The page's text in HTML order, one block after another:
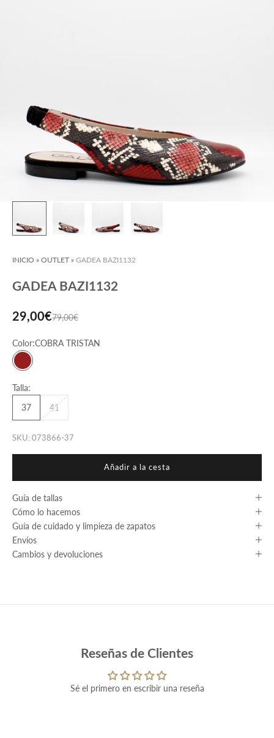
INICIO » OUTLET » GADEA BAZI1132
GADEA BAZI1132
Precio de oferta
29,00€Precio normal
79,00€
Color:COBRA TRISTAN
COBRA TRISTAN
Talla:
37
41
SKU: 073866-37
Añadir a la cesta
Guía de tallas
Cómo lo hacemos
Guía de cuidado y limpieza de zapatos
Envíos
Cambios y devoluciones
Reseñas de Clientes
Sé el primero en escribir una reseña